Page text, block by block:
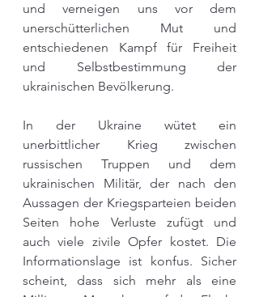
und verneigen uns vor dem
unerschütterlichen Mut und
entschiedenen Kampf für Freiheit
und Selbstbestimmung der
ukrainischen Bevölkerung.
In der Ukraine wütet ein
unerbittlicher Krieg zwischen
russischen Truppen und dem
ukrainischen Militär, der nach den
Aussagen der Kriegsparteien beiden
Seiten hohe Verluste zufügt und
auch viele zivile Opfer kostet. Die
Informationslage ist konfus. Sicher
scheint, dass sich mehr als eine